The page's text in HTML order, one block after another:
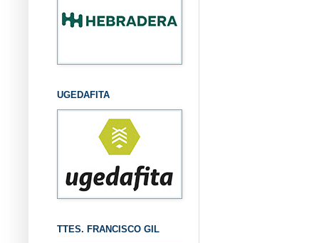
UGEDAFITA
TTES. FRANCISCO GIL